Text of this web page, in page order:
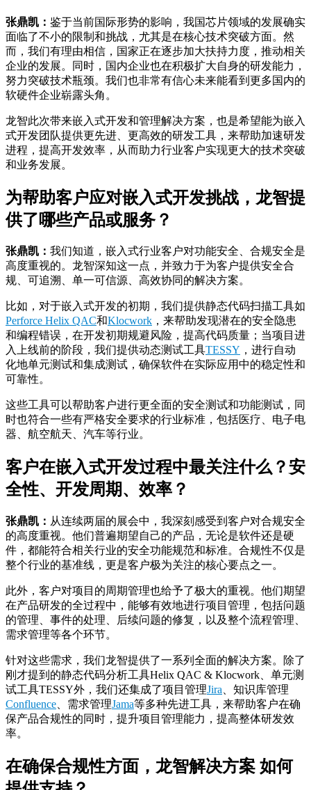
张鼎凯： 鉴于当前国际形势的影响，我国芯片领域的发展确实
面临了不小的限制和挑战，尤其是在核心技术突破方面。然
而，我们有理由相信，国家正在逐步加大扶持力度，推动相关
企业的发展。同时，国内企业也在积极扩大自身的研发能力，
努力突破技术瓶颈。我们也非常有信心未来能看到更多国内的
软硬件企业崭露头角。
龙智此次带来嵌入式开发和管理解决方案，也是希望能为嵌入
式开发团队提供更先进、更高效的研发工具，来帮助加速研发
进程，提高开发效率，从而助力行业客户实现更大的技术突破
和业务发展。
为帮助客户应对嵌入式开发挑战，龙智提
供了哪些产品或服务？
张鼎凯： 我们知道，嵌入式行业客户对功能安全、合规安全是
高度重视的。龙智深知这一点，并致力于为客户提供安全合
规、可追溯、单一可信源、高效协同的解决方案。
比如，对于嵌入式开发的初期，我们提供静态代码扫描工具如
Perforce Helix QAC和Klocwork ，来帮助发现潜在的安全隐患
和编程错误，在开发初期规避风险，提高代码质量；当项目进
入上线前的阶段，我们提供动态测试工具TESSY ，进行自动
化地单元测试和集成测试，确保软件在实际应用中的稳定性和
可靠性。
这些工具可以帮助客户进行更全面的安全测试和功能测试，同
时也符合一些有严格安全要求的行业标准，包括医疗、电子电
器、航空航天、汽车等行业。
客户在嵌入式开发过程中最关注什么？安
全性、开发周期、效率？
张鼎凯： 从连续两届的展会中，我深刻感受到客户对合规安全
的高度重视。他们普遍期望自己的产品，无论是软件还是硬
件，都能符合相关行业的安全功能规范和标准。合规性不仅是
整个行业的基准线，更是客户极为关注的核心要点之一。
此外，客户对项目的周期管理也给予了极大的重视。他们期望
在产品研发的全过程中，能够有效地进行项目管理，包括问题
的管理、事件的处理、后续问题的修复，以及整个流程管理、
需求管理等各个环节。
针对这些需求，我们龙智提供了一系列全面的解决方案。除了
刚才提到的静态代码分析工具Helix QAC & Klocwork、单元测
试工具TESSY外，我们还集成了项目管理Jira 、知识库管理
Confluence 、需求管理Jama等多种先进工具，来帮助客户在确
保产品合规性的同时，提升项目管理能力，提高整体研发效
率。
在确保合规性方面，龙智解决方案 如何